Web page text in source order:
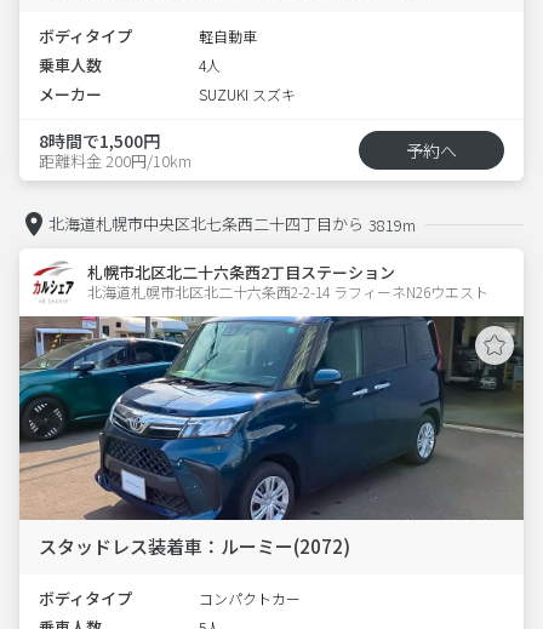
ボディタイプ 軽自動車
乗車人数 4人
メーカー SUZUKI スズキ
8時間で1,500円
距離料金 200円/10km 予約へ
北海道札幌市中央区北七条西二十四丁目から 3819m
札幌市北区北二十六条西2丁目ステーション
北海道札幌市北区北二十六条西2-2-14 ラフィーネN26ウエスト
スタッドレス装着車：ルーミー(2072)
ボディタイプ コンパクトカー